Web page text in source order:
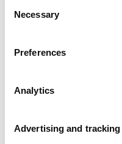
Selection
Necessary
Preferences
Analytics
Advertising and tracking
S2C-H10